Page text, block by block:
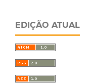
EDIÇÃO ATUAL